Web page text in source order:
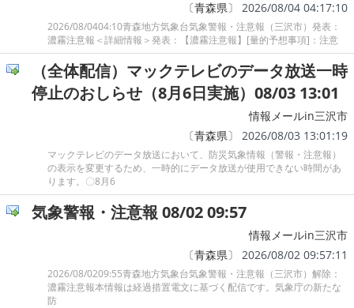
〔青森県〕 2026/08/04 04:17:10
2026/08/0404:10青森地方気象台気象警報・注意報（三沢市）発表：
濃霧注意報＜詳細情報＞発表：【濃霧注意報】[量的予想事項]：注意
（全体配信）マックテレビのデータ放送一時
停止のおしらせ（8月6日実施）08/03 13:01
情報メールin三沢市
〔青森県〕 2026/08/03 13:01:19
マックテレビのデータ放送において、防災気象情報（警報・注意報）
の表示を変更するため、一時的にデータ放送が使用できない時間があ
ります。〇8月6
気象警報・注意報 08/02 09:57
情報メールin三沢市
〔青森県〕 2026/08/02 09:57:11
2026/08/0209:55青森地方気象台気象警報・注意報（三沢市）解除：
濃霧注意報本情報は経過措置電文に基づく配信です。気象庁の新たな
防